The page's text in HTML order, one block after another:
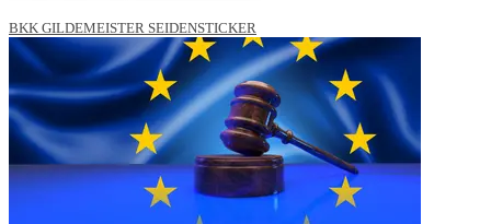
BKK GILDEMEISTER SEIDENSTICKER